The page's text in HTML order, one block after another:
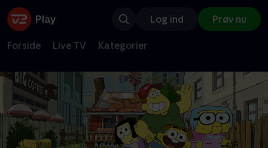
Log ind Prøv nu
Forside Live TV Kategorier